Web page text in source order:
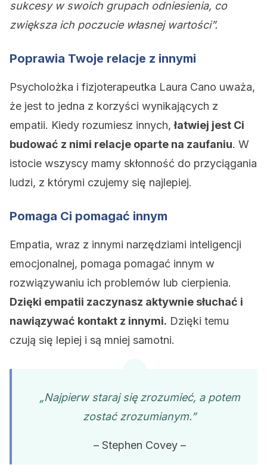
sukcesy w swoich grupach odniesienia, co
zwiększa ich poczucie własnej wartości”.
Poprawia Twoje relacje z innymi
Psycholożka i fizjoterapeutka Laura Cano uważa,
że jest to jedna z korzyści wynikających z
empatii. Kiedy rozumiesz innych,łatwiej jest Ci
budować z nimi relacje oparte na zaufaniu. W
istocie wszyscy mamy skłonność do przyciągania
ludzi, z którymi czujemy się najlepiej.
Pomaga Ci pomagać innym
Empatia, wraz z innymi narzędziami inteligencji
emocjonalnej, pomaga pomagać innym w
rozwiązywaniu ich problemów lub cierpienia.
Dzięki empatii zaczynasz aktywnie słuchać i
nawiązywać kontakt z innymi. Dzięki temu
czują się lepiej i są mniej samotni.
„Najpierw staraj się zrozumieć, a potem
zostać zrozumianym.”
– Stephen Covey –